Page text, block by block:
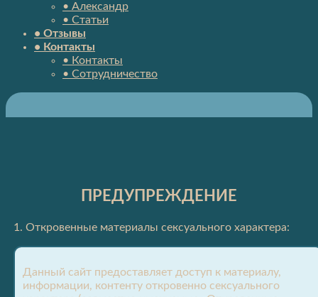
• Александр
• Статьи
• Отзывы
• Контакты
• Контакты
• Сотрудничество
ПРЕДУПРЕЖДЕНИЕ
1. Откровенные материалы сексуального характера:
Данный сайт предоставляет доступ к материалу,
информации, контенту откровенно сексуального